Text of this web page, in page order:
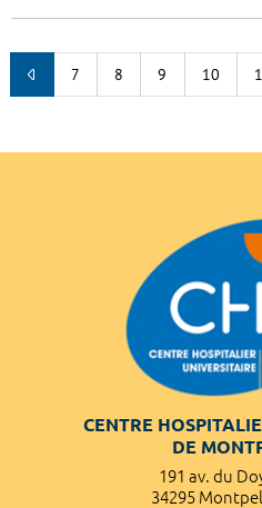
7 8 9 10
CENTRE
DE
191 av. du
34295